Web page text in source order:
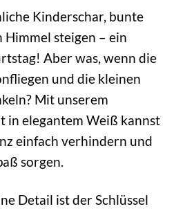
Kinderschar, bunte
steigen – ein
Aber was, wenn die
und die kleinen
Mit unserem
in elegantem Weiß kannst
einfach verhindern und
sorgen.
Detail ist der Schlüssel